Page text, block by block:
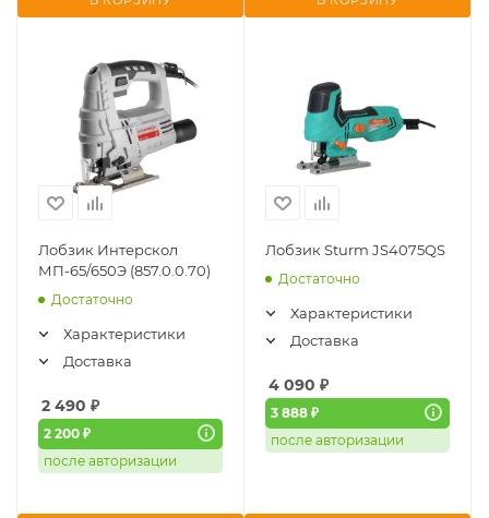
Лобзик Интерскол
МП-65/650Э (857.0.0.70)
Достаточно
Характеристики
Доставка
2 490 ₽
2 200 ₽
после авторизации
Лобзик Sturm JS4075QS
Достаточно
Характеристики
Доставка
4 090 ₽
3 888 ₽
после авторизации